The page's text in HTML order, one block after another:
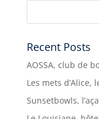
Recent Posts
AOSSA, club de
Les mets d’Alice,
Sunsetbowls,